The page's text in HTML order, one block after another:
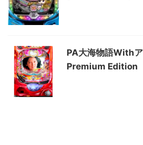
PA大海物語With
Premium Edition